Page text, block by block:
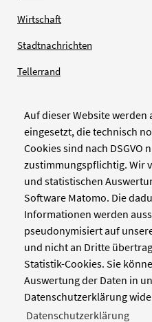
Auf dieser Website
eingesetzt, die technisch
Cookies sind nach DSGVO
zustimmungspflichtig. Wir
und statistischen
Software Matomo. Die
Informationen werden
pseudonymisiert auf
und nicht an Dritte
Statistik-Cookies. Sie
Auswertung der Daten in
Datenschutzerklärung
Datenschutzerklärung
Wirtschaft
Stadtnachrichten
Tellerrand
Verlag
Zellwerk GmbH & Co KG
Pinienstraße 2
40233 Düsseldorf
www.zellwerk.com